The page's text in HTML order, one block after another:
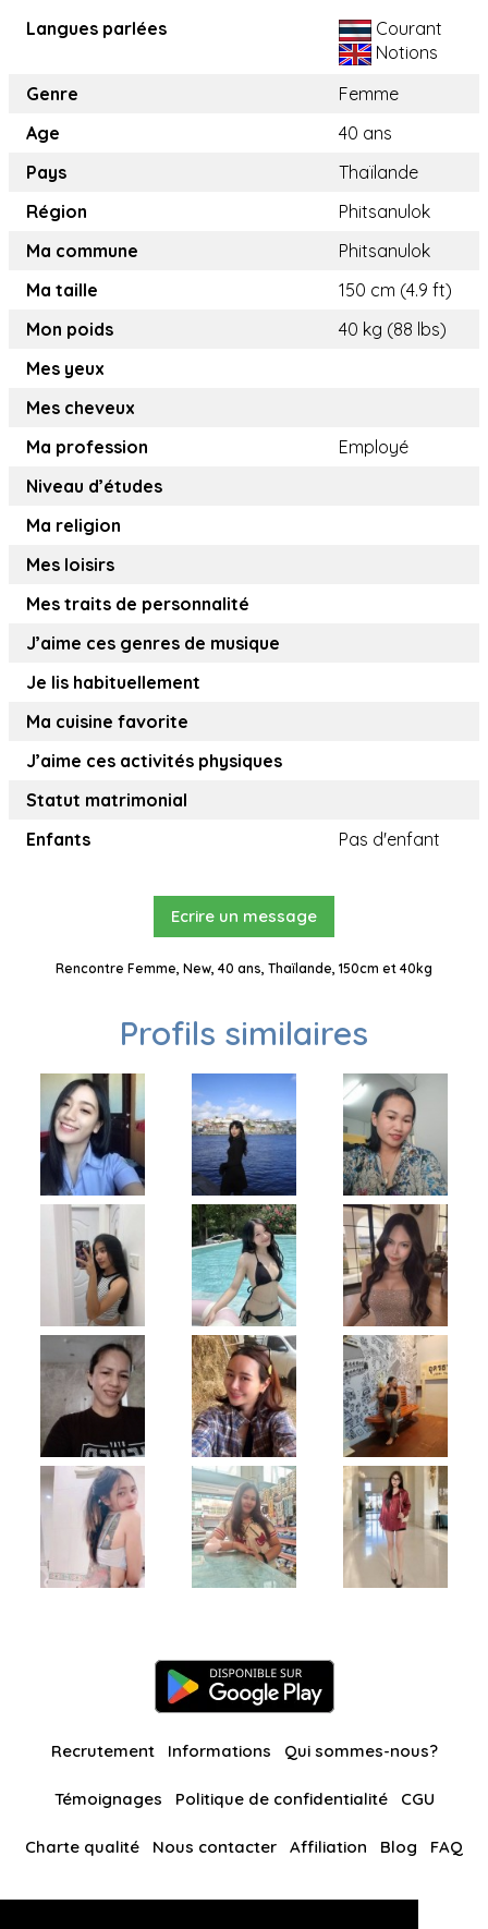
Langues parlées
Courant
Notions
Genre
Femme
Age
40 ans
Pays
Thaïlande
Région
Phitsanulok
Ma commune
Phitsanulok
Ma taille
150 cm (4.9 ft)
Mon poids
40 kg (88 lbs)
Mes yeux
Mes cheveux
Ma profession
Employé
Niveau d’études
Ma religion
Mes loisirs
Mes traits de personnalité
J’aime ces genres de musique
Je lis habituellement
Ma cuisine favorite
J’aime ces activités physiques
Statut matrimonial
Enfants
Pas d'enfant
Ecrire un message
Rencontre Femme, New, 40 ans, Thaïlande, 150cm et 40kg
Profils similaires
Recrutement Informations Qui sommes-nous?
Témoignages Politique de confidentialité CGU
Charte qualité Nous contacter Affiliation Blog FAQ